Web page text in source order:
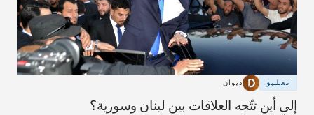
تعليق ديوان
إلى أين تتّجه العلاقات بين لبنان وسورية؟